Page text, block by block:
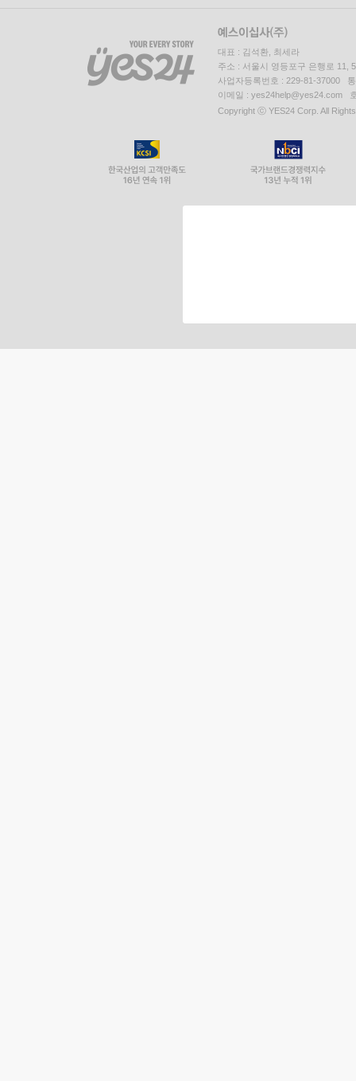
대표 : 김석환, 최세라
주소 : 서울시 영등포구 은행로 11,
사업자등록번호 : 229-81-37000
이메일 : yes24help@yes24.com
Copyright ⓒ YES24 Corp. All